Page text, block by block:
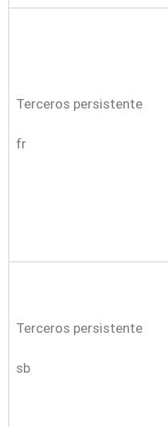
Terceros persistente
fr
Terceros persistente
sb